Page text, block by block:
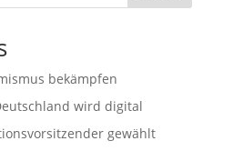
bekämpfen
wird digital
gewählt